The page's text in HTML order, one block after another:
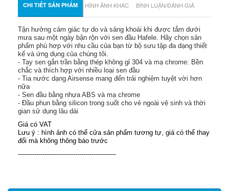
CHI TIẾT SẢN PHẨM HÌNH ẢNH KHÁC BÌNH LUẬN/ĐÁNH GIÁ
Tận hưởng cảm giác tự do và sảng khoái khi được tắm dưới
mưa sau một ngày bận rộn với sen đầu Hafele. Hãy chọn sản
phẩm phù hơp với nhu cầu của bạn từ bộ sưu tập đa dạng thiết
kế và ứng dụng của chúng tôi.
- Tay sen gắn trần bằng thép không gỉ 304 và mạ chrome: Bền
chắc và thích hợp với nhiều loại sen đầu
- Tia nước dạng Airsense mang đến trải nghiệm tuyệt vời hơn
nữa
- Sen đầu bằng nhựa ABS và mạ chrome
- Đầu phun bằng silicon trong suốt cho vẻ ngoài vệ sinh và thời
gian sử dụng lâu dài
Giá có VAT
Lưu ý : hình ảnh có thể cửa sản phẩm tương tự, giá có thể thay
đổi mà không thông báo trước
------------------------------------------------